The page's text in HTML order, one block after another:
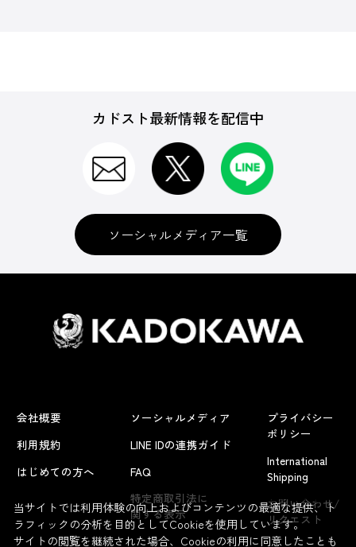
よくあるお問い合わせ
カドスト最新情報を配信中
ソーシャルメディア一覧
会社概要
利用規約
はじめての方へ
ソーシャルメディア
LINE IDの連携ガイド
FAQ
特定商取引法に
関する表示
プライバシー
ポリシー
International
Shipping
お問い合わせ/
リクエスト
当サイトでは利用体験の向上およびコンテンツの最適な提供、ト
ラフィックの分析を目的としてCookieを使用しています。
サイトの閲覧を継続された場合、Cookieの利用に同意したことも